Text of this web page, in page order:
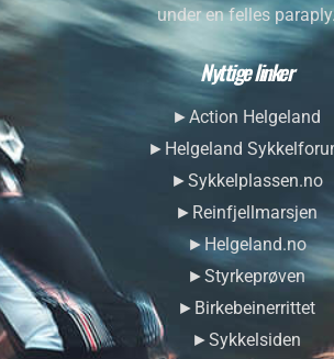
under en felles paraply.
Nyttige linker
►Action Helgeland
►Helgeland
►Sykkelplassen.no
►Reinfjellmarsjen
►Helgeland.no
►Styrkeprøven
►Birkebeinerrittet
►Sykkelsiden